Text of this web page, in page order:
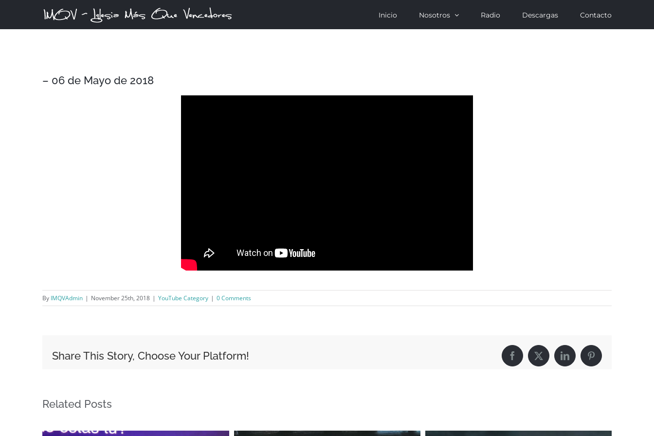
content
Inicio Nosotros Radio Descargas Contacto
– 06 de Mayo de 2018
By IMQVAdmin | November 25th, 2018 | YouTube Category | 0 Comments
Share This Story, Choose Your Platform! Facebook
X LinkedInPinterest
Related Posts